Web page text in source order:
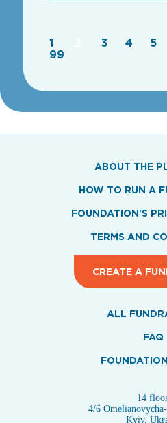
1 3 4 5
99
ABOUT THE
HOW TO RUN A
FOUNDATION'S
TERMS AND
CREATE A
ALL
FAQ
14
4/6
Kyiv,